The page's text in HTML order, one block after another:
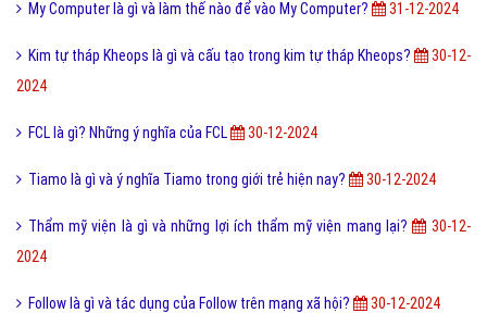
My Computer là gì và làm thế nào để vào My Computer? 31-12-2024
Kim tự tháp Kheops là gì và cấu tạo trong kim tự tháp Kheops?
30-12-
2024
FCL là gì? Những ý nghĩa của FCL 30-12-2024
Tiamo là gì và ý nghĩa Tiamo trong giới trẻ hiện nay? 30-12-2024
Thẩm mỹ viện là gì và những lợi ích thẩm mỹ viện mang lại?
30-12-
2024
Follow là gì và tác dụng của Follow trên mạng xã hội? 30-12-2024